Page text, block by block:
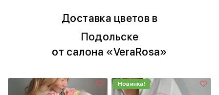
Доставка цветов в
Подольске
от салона «VeraRosa»
Новинка!